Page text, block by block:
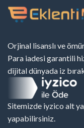
Orjinal lisanslı ve
Para iadesi garantili
dijital dünyada iz
Sitemizde iyzico alt
yapabilirsiniz.